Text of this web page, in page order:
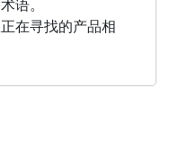
语。
在寻找的产品相